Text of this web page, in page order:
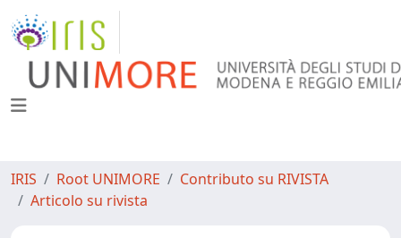
IRIS Root UNIMORE
Contributo su RIVISTA
Articolo su rivista